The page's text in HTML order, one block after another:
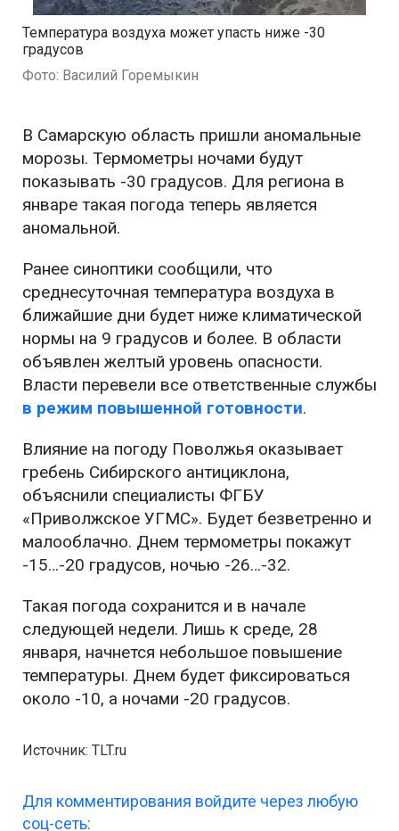
Температура воздуха может упасть ниже -30
градусов
Фото: Василий Горемыкин
В Самарскую область пришли аномальные
морозы. Термометры ночами будут
показывать -30 градусов. Для региона в
январе такая погода теперь является
аномальной.
Ранее синоптики сообщили, что
среднесуточная температура воздуха в
ближайшие дни будет ниже климатической
нормы на 9 градусов и более. В области
объявлен желтый уровень опасности.
Власти перевели все ответственные службы
в режим повышенной готовности.
Влияние на погоду Поволжья оказывает
гребень Сибирского антициклона,
объяснили специалисты ФГБУ
«Приволжское УГМС». Будет безветренно и
малооблачно. Днем термометры покажут
-15…-20 градусов, ночью -26…-32.
Такая погода сохранится и в начале
следующей недели. Лишь к среде, 28
января, начнется небольшое повышение
температуры. Днем будет фиксироваться
около -10, а ночами -20 градусов.
Источник: TLT.ru
Для комментирования войдите через любую
соц-сеть: